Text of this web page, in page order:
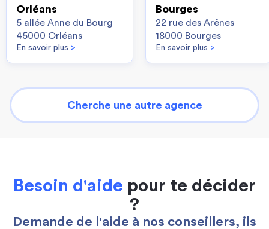
Orléans
5 allée Anne du Bourg
45000 Orléans
En savoir plus >
Bourges
22 rue des Arênes
18000 Bourges
En savoir plus >
Cherche une autre agence
Besoin d'aide pour te décider
?
Demande de l'aide à nos conseillers, ils